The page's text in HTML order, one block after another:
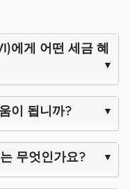
에게 어떤 세금 혜
이 됩니까?
무엇인가요?